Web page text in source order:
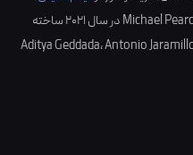
Michaelدر سال2021ساخته
Aditya Geddada،Antonio